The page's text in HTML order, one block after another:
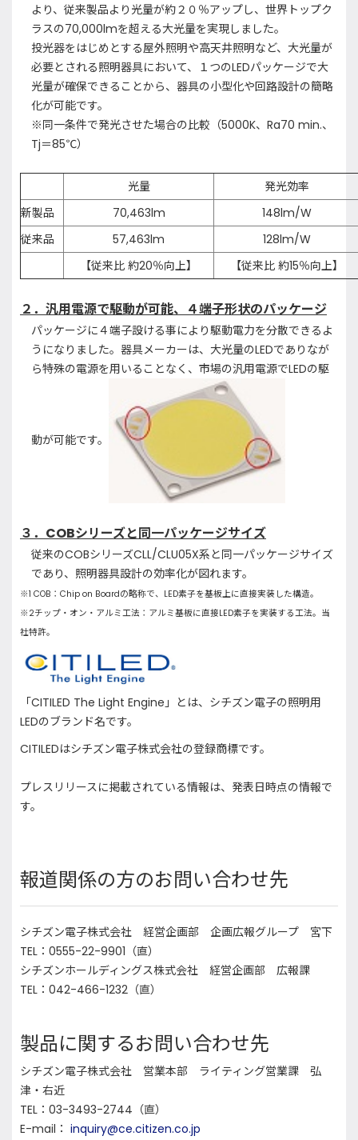
より、従来製品より光量が約２０％アップし、世界トップク
ラスの70,000lmを超える大光量を実現しました。
投光器をはじめとする屋外照明や高天井照明など、大光量が
必要とされる照明器具において、１つのLEDパッケージで大
光量が確保できることから、器具の小型化や回路設計の簡略
化が可能です。
※同一条件で発光させた場合の比較（5000K、Ra70 min.、
Tj＝85℃）
光量
発光効率
新製品
70,463lm
148lm/W
従来品
57,463lm
128lm/W
【従来比 約20％向上】
【従来比 約15％向上】
２．汎用電源で駆動が可能、４端子形状のパッケージ
パッケージに４端子設ける事により駆動電力を分散できるよ
うになりました。器具メーカーは、大光量のLEDでありなが
ら特殊の電源を用いることなく、市場の汎用電源でLEDの駆
動が可能です。
３． COBシリーズと同一パッケージサイズ
従来のCOBシリーズCLL/CLU05X系と同一パッケージサイズ
であり、照明器具設計の効率化が図れます。
※1 COB ： Chip on Boardの略称で、 LED素子を基板上に直接実装した構造。
※ 2チップ・オン・アルミ工法：アルミ基板に直接LED素子を実装する工法。当
社特許。
「CITILED The Light Engine」とは、シチズン電子の照明用
LEDのブランド名です。
CITILEDはシチズン電子株式会社の登録商標です。
プレスリリースに掲載されている情報は、発表日時点の情報で
す。
報道関係の方のお問い合わせ先
シチズン電子株式会社 経営企画部 企画広報グループ 宮下
TEL：0555-22-9901（直）
シチズンホールディングス株式会社 経営企画部 広報課
TEL：042-466-1232（直）
製品に関するお問い合わせ先
シチズン電子株式会社 営業本部 ライティング営業課 弘
津・右近
TEL：03-3493-2744（直）
E-mail： inquiry@ce.citizen.co.jp